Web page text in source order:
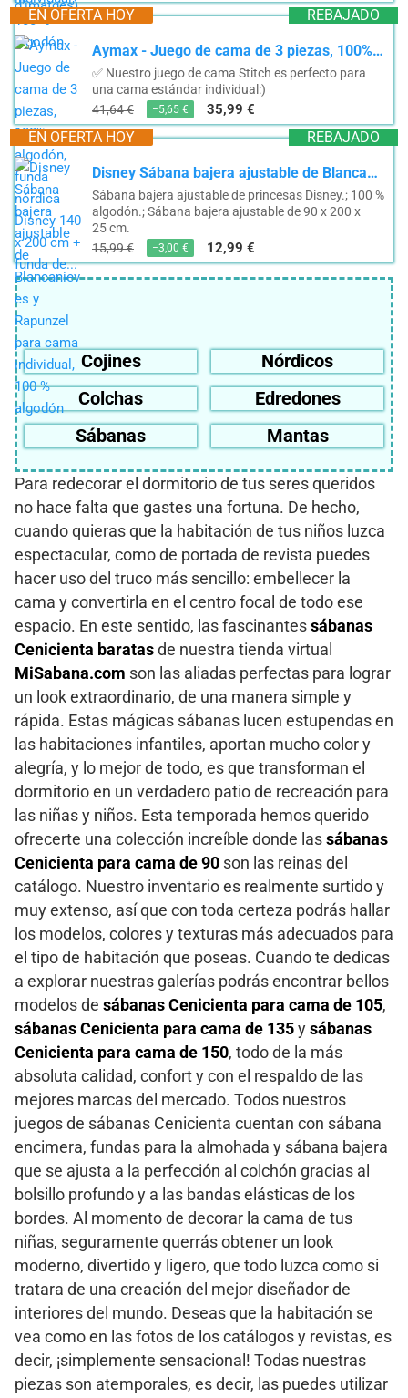
REBAJADO
EN OFERTA HOY
Aymax - Juego de cama de 3 piezas, 100% algodón, funda nórdica Disney 140 x 200 cm + funda de...
✅ Nuestro juego de cama Stitch es perfecto para
una cama estándar individual:)
41,64 €
−5,65 € 35,99 €
REBAJADO
EN OFERTA HOY
Disney Sábana bajera ajustable de Blancanieves y Rapunzel para cama individual, 100 % algodón
Sábana bajera ajustable de princesas Disney.; 100 %
algodón.; Sábana bajera ajustable de 90 x 200 x
25 cm.
15,99 €
−3,00 € 12,99 €
Cojines
Nórdicos
Colchas
Edredones
Sábanas
Mantas
Para redecorar el dormitorio de tus seres queridos
no hace falta que gastes una fortuna. De hecho,
cuando quieras que la habitación de tus niños luzca
espectacular, como de portada de revista puedes
hacer uso del truco más sencillo: embellecer la
cama y convertirla en el centro focal de todo ese
espacio. En este sentido, las fascinantes sábanas
Cenicienta baratas de nuestra tienda virtual
MiSabana.com son las aliadas perfectas para lograr
un look extraordinario, de una manera simple y
rápida. Estas mágicas sábanas lucen estupendas en
las habitaciones infantiles, aportan mucho color y
alegría, y lo mejor de todo, es que transforman el
dormitorio en un verdadero patio de recreación para
las niñas y niños. Esta temporada hemos querido
ofrecerte una colección increíble donde las sábanas
Cenicienta para cama de 90 son las reinas del
catálogo. Nuestro inventario es realmente surtido y
muy extenso, así que con toda certeza podrás hallar
los modelos, colores y texturas más adecuados para
el tipo de habitación que poseas. Cuando te dedicas
a explorar nuestras galerías podrás encontrar bellos
modelos de sábanas Cenicienta para cama de 105,
sábanas Cenicienta para cama de 135 y sábanas
Cenicienta para cama de 150, todo de la más
absoluta calidad, confort y con el respaldo de las
mejores marcas del mercado. Todos nuestros
juegos de sábanas Cenicienta cuentan con sábana
encimera, fundas para la almohada y sábana bajera
que se ajusta a la perfección al colchón gracias al
bolsillo profundo y a las bandas elásticas de los
bordes. Al momento de decorar la cama de tus
niñas, seguramente querrás obtener un look
moderno, divertido y ligero, que todo luzca como si
tratara de una creación del mejor diseñador de
interiores del mundo. Deseas que la habitación se
vea como en las fotos de los catálogos y revistas, es
decir, ¡simplemente sensacional! Todas nuestras
piezas son atemporales, es decir, las puedes utilizar